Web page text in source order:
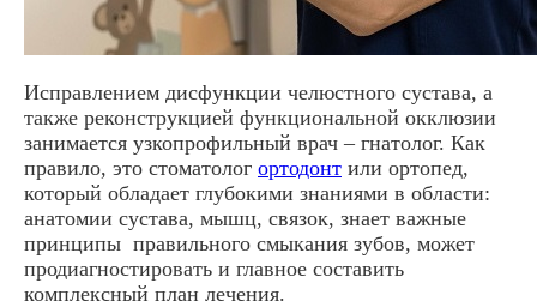
Исправлением дисфункции челюстного сустава, а
также реконструкцией функциональной окклюзии
занимается узкопрофильный врач – гнатолог. Как
правило, это стоматолог ортодонт или ортопед,
который обладает глубокими знаниями в области:
анатомии сустава, мышц, связок, знает важные
принципы правильного смыкания зубов, может
продиагностировать и главное составить
комплексный план лечения.